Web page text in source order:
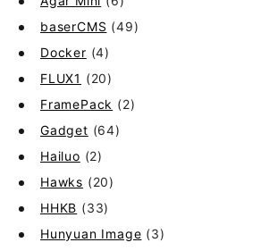
baserCMS (49)
Docker (4)
FLUX1 (20)
FramePack (2)
Gadget (64)
Hailuo (2)
Hawks (20)
HHKB (33)
Hunyuan Image (3)